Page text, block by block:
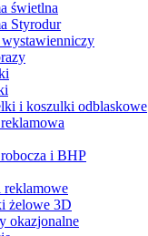
świetlna
Styrodur
wystawienniczy
i koszulki odblaskowe
i BHP
żelowe 3D
okazjonalne